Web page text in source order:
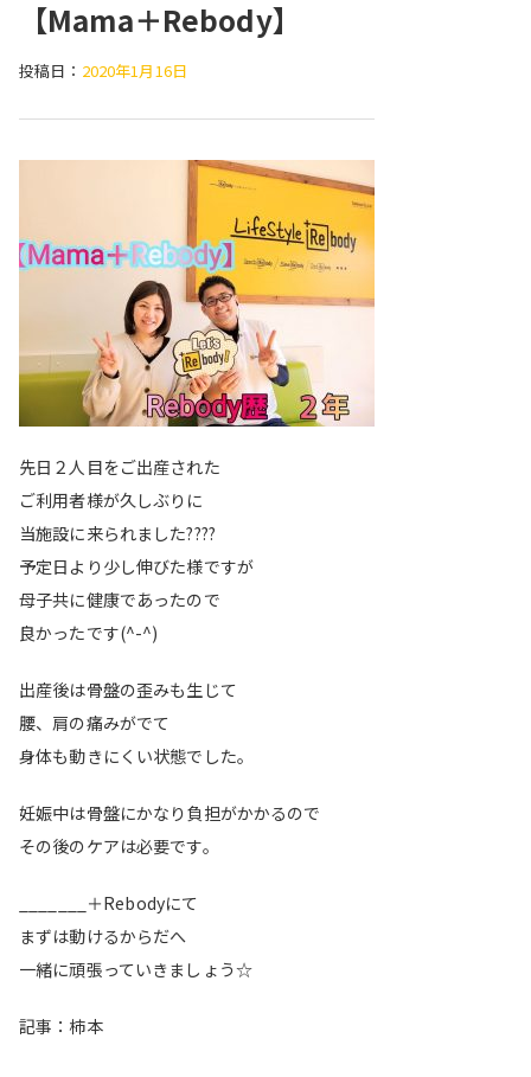
【Mama＋Rebody】
投稿日： 2020年1月16日
先日２人目をご出産された
ご利用者様が久しぶりに
当施設に来られました????
予定日より少し伸びた様ですが
母子共に健康であったので
良かったです(^-^)
出産後は骨盤の歪みも生じて
腰、肩の痛みがでて
身体も動きにくい状態でした。
妊娠中は骨盤にかなり負担がかかるので
その後のケアは必要です。
_______＋Rebodyにて
まずは動けるからだへ
一緒に頑張っていきましょう☆
記事：柿本